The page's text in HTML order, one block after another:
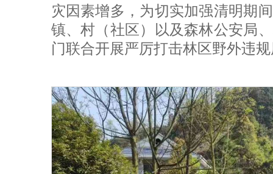
灾因素增多，为切实加强清明期
镇、村（社区）以及森林公安局
门联合开展严厉打击林区野外违